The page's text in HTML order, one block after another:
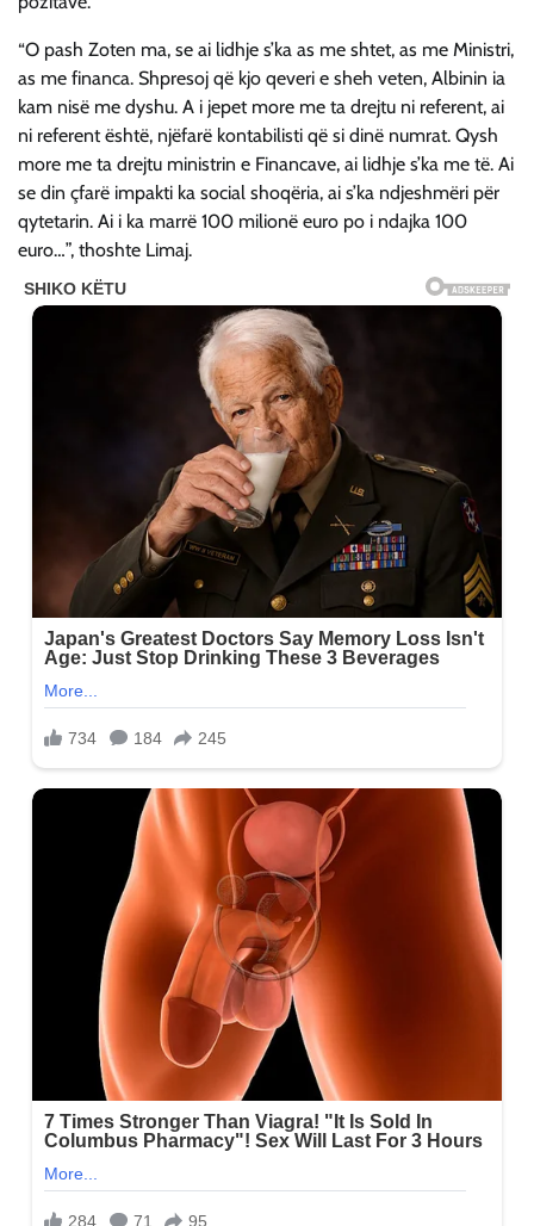
“O pash Zoten ma, se ai lidhje s’ka as me shtet, as me Ministri,
as me financa. Shpresoj që kjo qeveri e sheh veten, Albinin ia
kam nisë me dyshu. A i jepet more me ta drejtu ni referent, ai
ni referent është, njëfarë kontabilisti që si dinë numrat. Qysh
more me ta drejtu ministrin e Financave, ai lidhje s’ka me të. Ai
se din çfarë impakti ka social shoqëria, ai s’ka ndjeshmëri për
qytetarin. Ai i ka marrë 100 milionë euro po i ndajka 100
euro…”, thoshte Limaj.